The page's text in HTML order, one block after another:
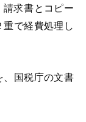
請求書とコピー
で経費処理し
、国税庁の文書